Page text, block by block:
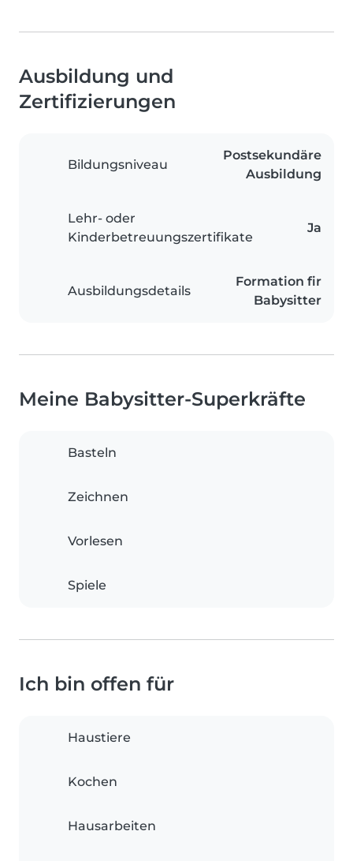
Ausbildung und
Zertifizierungen
Bildungsniveau
Postsekundäre
Ausbildung
Lehr- oder
Kinderbetreuungszertifikate
Ja
Ausbildungsdetails
Formation fir
Babysitter
Meine Babysitter-Superkräfte
Basteln
Zeichnen
Vorlesen
Spiele
Ich bin offen für
Haustiere
Kochen
Hausarbeiten